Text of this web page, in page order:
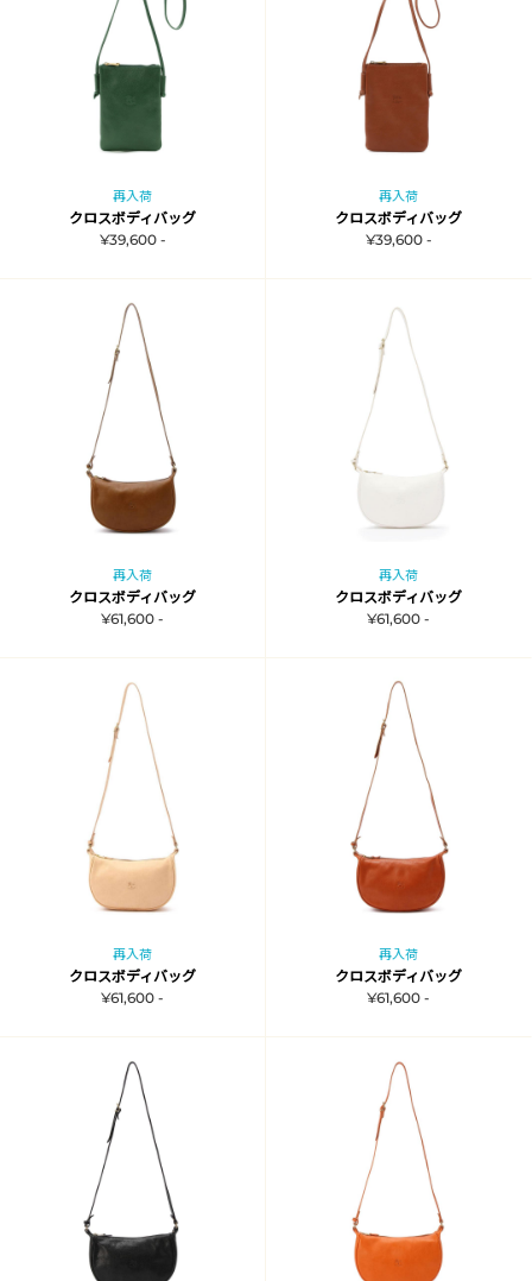
再入荷
クロスボディバッグ
¥39,600 -
再入荷
クロスボディバッグ
¥39,600 -
再入荷
クロスボディバッグ
¥61,600 -
再入荷
クロスボディバッグ
¥61,600 -
再入荷
クロスボディバッグ
¥61,600 -
再入荷
クロスボディバッグ
¥61,600 -